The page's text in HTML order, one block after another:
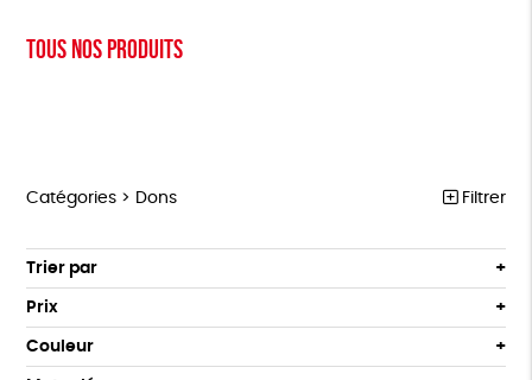
Tous nos produits
Catégories > Dons Filtrer
NOTRE COLLECTION
ACCESSOIRES
MAISON
Trier par
Par défaut
Popularité
Prix
Tous
0 € - 50 €
Couleur